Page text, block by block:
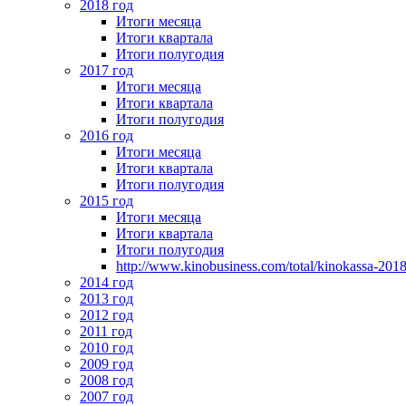
2018 год
Итоги месяца
Итоги квартала
Итоги полугодия
2017 год
Итоги месяца
Итоги квартала
Итоги полугодия
2016 год
Итоги месяца
Итоги квартала
Итоги полугодия
2015 год
Итоги месяца
Итоги квартала
Итоги полугодия
http://www.kinobusiness.com/total/kinokassa-
2014 год
2013 год
2012 год
2011 год
2010 год
2009 год
2008 год
2007 год